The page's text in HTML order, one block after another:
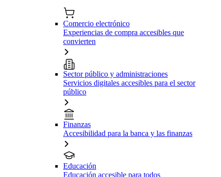
Comercio electrónico
Experiencias de compra accesibles que
convierten
Sector público y administraciones
Servicios digitales accesibles para el sector
público
Finanzas
Accesibilidad para la banca y las finanzas
Educación
Educación accesible para todos